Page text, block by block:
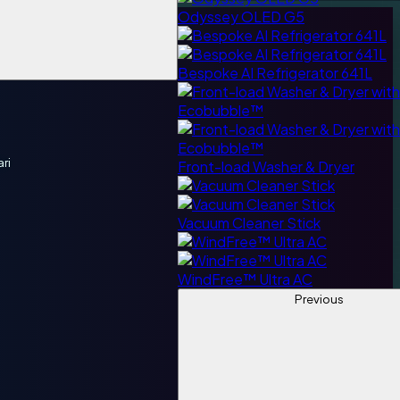
Odyssey OLED G5
Bespoke AI Refrigerator 641L
Front-load Washer & Dryer
Vacuum Cleaner Stick
WindFree™ Ultra AC
Previous